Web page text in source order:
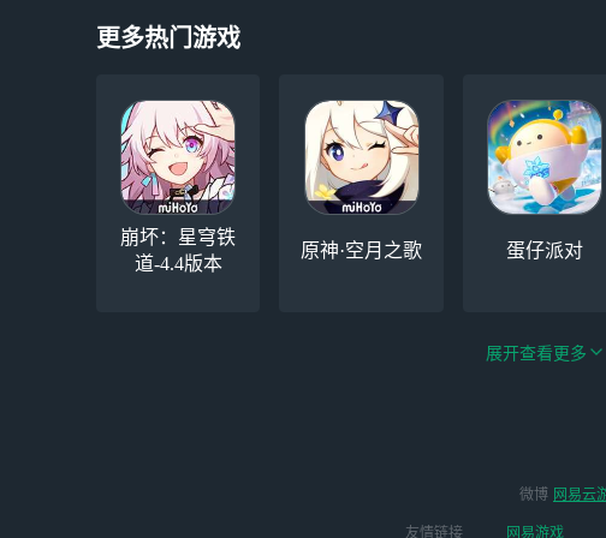
更多热门游戏
崩坏：星穹铁
道-4.4版本
原神·空月之歌 蛋仔派对
逆水寒手游（
版本开启 ）
展开查看更多
微博 网易云
友情链接 网易游戏